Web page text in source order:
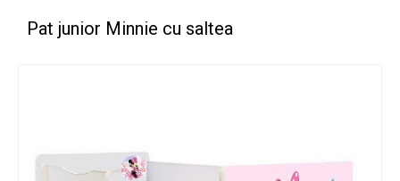
Pat junior Minnie cu saltea